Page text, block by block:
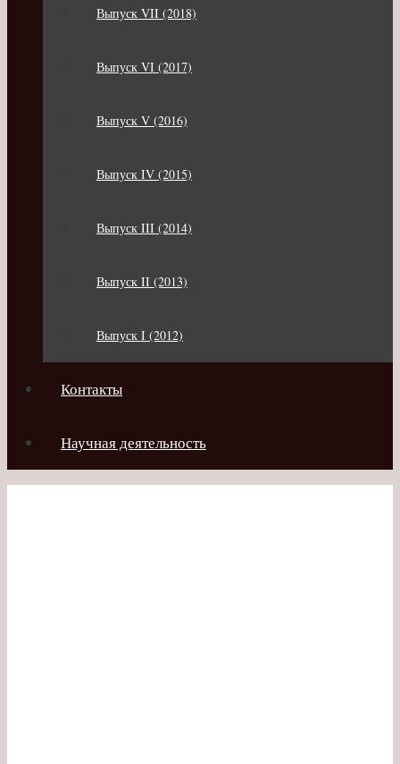
Выпуск VII (2018)
Выпуск VI (2017)
Выпуск V (2016)
Выпуск IV (2015)
Выпуск III (2014)
Выпуск II (2013)
Выпуск I (2012)
Контакты
Научная деятельность